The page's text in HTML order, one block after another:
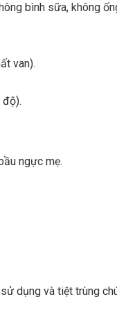
bình sữa, không
van).
ngực mẹ.
dụng và tiệt trùng